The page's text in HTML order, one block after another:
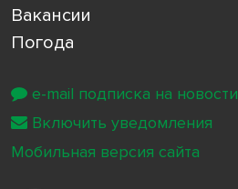
Вакансии
Погода
e-mail подписка на новости
Включить уведомления
Мобильная версия сайта